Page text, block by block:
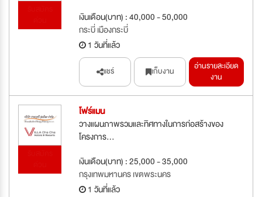
เงินเดือน(บาท) : 40,000 - 50,000
กระบี่ เมืองกระบี่
1 วันที่แล้ว
แชร์ เก็บงาน
อ่านรายละเอียด
งาน
โฟร์แมน
วางแผนภาพรวมและทิศทางในการก่อสร้างของ
โครงการ...
เงินเดือน(บาท) : 25,000 - 35,000
กรุงเทพมหานคร เขตพระนคร
1 วันที่แล้ว